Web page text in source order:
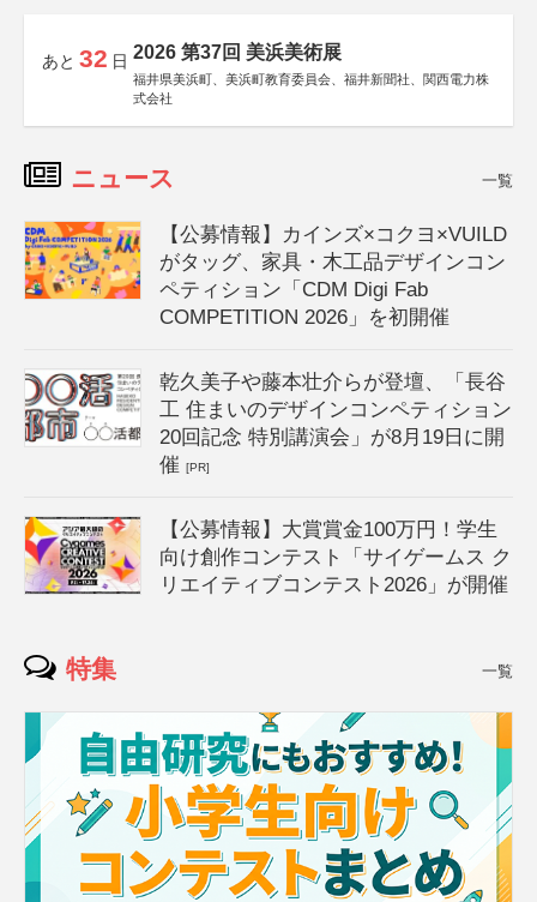
あと 32 日 2026 第37回 美浜美術展
福井県美浜町、美浜町教育委員会、福井新聞社、関西電力株
式会社
ニュース 一覧
【公募情報】カインズ×コクヨ×VUILD
がタッグ、家具・木工品デザインコン
ペティション「CDM Digi Fab
COMPETITION 2026」を初開催
乾久美子や藤本壮介らが登壇、「長谷
工 住まいのデザインコンペティション
20回記念 特別講演会」が8月19日に開
催[PR]
【公募情報】大賞賞金100万円！学生
向け創作コンテスト「サイゲームス ク
リエイティブコンテスト2026」が開催
特集 一覧